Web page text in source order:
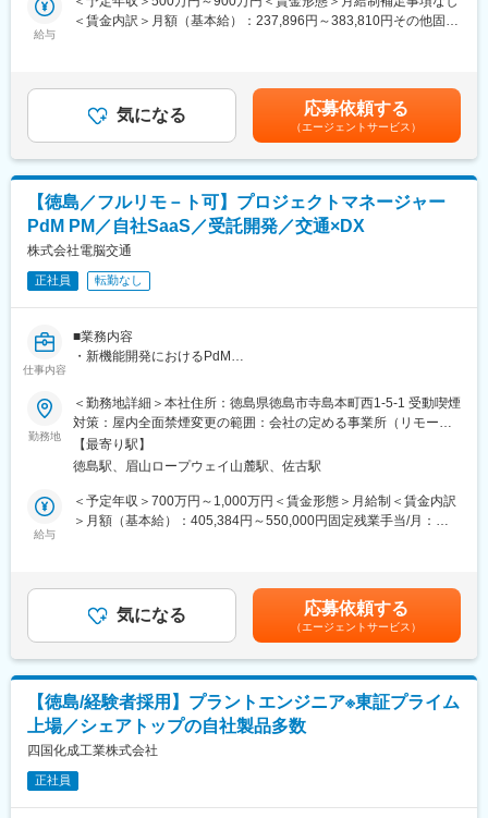
■当社の特徴：
住宅・不動産事業、（5）生活サービス事業など、幅広く展開して
います。さらに、CO2を吸収し炭素を固定する機能を持つ再生可
能な自然資本としての森林資源を活用した独自のバリューチェー
ンを構築し、既存事業のみならず、木造の中大規模建築や環太平
洋地域を中心とする海外住宅・不動産事業、木の資源を活かした
バイオマス発電事業などにも注力しています。
変更の範囲：会社の定める業務
・資材及び人員の確保と施工状況の把握など
法があります。
対しての勉強会なども定期的に行われています。また、スケジュ
ール管理のためのシステムを導入しており、施工に関わる協力業
者が毎日入力をするため、日々パソコンで進捗を確認することが
可能。効率的に管理していける魅力があります。
■本ポジションの特徴：
・住まいは人生の中でも大きな買い物です。だからこそ、責任感
と情熱を持って仕事に取り組める人材を求めています。
・営業・設計・インテリア・エクステリアなど、各職種を含めた
社内外での協調性も重要です。
種は幅広く、病院併用やアパート併用など特殊な案件もありま
す。ご自身の希望により、集合住宅（フォレストメゾン）や店舗
などを手掛けていくことも可能です。何年経っても新しい分野で
挑戦ができる魅力があります。
■福利厚生・就業環境：
完全週休二日制で、フレックスタイム制・テレワーク制度・ノー
産後パパ育休の取得実績も多数あります。また子供が小学6年生の
年度末まで、短時間勤務や週休3日制、子の行事休暇、看護休暇な
ど手厚い制度を充実させています。
変更の範囲：会社の定める業務
給与
＜賃金内訳＞月額（基本給）：237,896円～383,810円その他固定
含む）＜昇給有無＞有＜残業手当＞有＜給与補足＞※給与は経験、
能力を考慮の上決定します。■昇給：年1回■賞与：年2回（6月、
12月にそれぞれ3ヶ月分ずつ合計6ヶ月分支給※業績に応じて増減
あり）賃金はあくまでも目安の金額であり、選考を通じて上下す
る可能性があります。月給(月額)は固定手当を含めた表記です。
気になる 応募依頼する
（エージェントサービス）
【徳島／フルリモ－ト可】プロジェクトマネージャー
PdM PM／自社SaaS／受託開発／交通×DX
株式会社電脳交通
正社員 転勤なし
仕事内容
■業務内容
・新機能開発におけるPdM
■技術スタック
・言語：JavaScript /Ruby on Rails
・DB：MySQL
・クラウド：AWS
※SE経験、PM経験
化しています。
電脳交通は、ミッションである「交通業界へ、革新を。そして社
会と企業を支え、未来の安全と信頼に貢献する。」のもと、私た
タクシーの配車支援にとどまらず、タクシー事業者が直面するさ
まざまな経営課題に対応する総合的なサービスを提供していきま
す。具体的には、労務管理や業務効率化、車両の調達・管理支
援、採用支援など、経営全般をサポートするソリューションを強
化し、事業者がより効率的で持続可能な運営を実現できる環境を
構築してまいります。
また、配車アプリや交通関連サービスとの連携を一層強化し、タ
勤務地
＜勤務地詳細＞本社住所：徳島県徳島市寺島本町西1-5-1 受動喫煙
対策：屋内全面禁煙変更の範囲：会社の定める事業所（リモート
ワーク含む）
【最寄り駅】
徳島駅、眉山ロープウェイ山麓駅、佐古駅
給与
＜予定年収＞700万円～1,000万円＜賃金形態＞月給制＜賃金内訳
＞月額（基本給）：405,384円～550,000円固定残業手当/月：
経験・能力を考慮の上、弊社規定により、給与を決定致します。※
賞与 年2回（6・12月支給）※人事考課 年2回（6～11月・12～5
月）※30時間を超える時間外労働分の割増賃金は追加で支給賃金
はあくまでも目安の金額であり、選考を通じて上下する可能性が
あります。月給(月額)は固定手当を含めた表記です。
気になる 応募依頼する
（エージェントサービス）
【徳島/経験者採用】プラントエンジニア※東証プライム
上場／シェアトップの自社製品多数
四国化成工業株式会社
正社員